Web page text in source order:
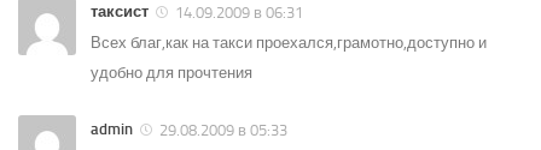
таксист
14.09.2009 в 06:31
Всех благ,как на такси проехался,грамотно,доступно и
удобно для прочтения
admin
29.08.2009 в 05:33